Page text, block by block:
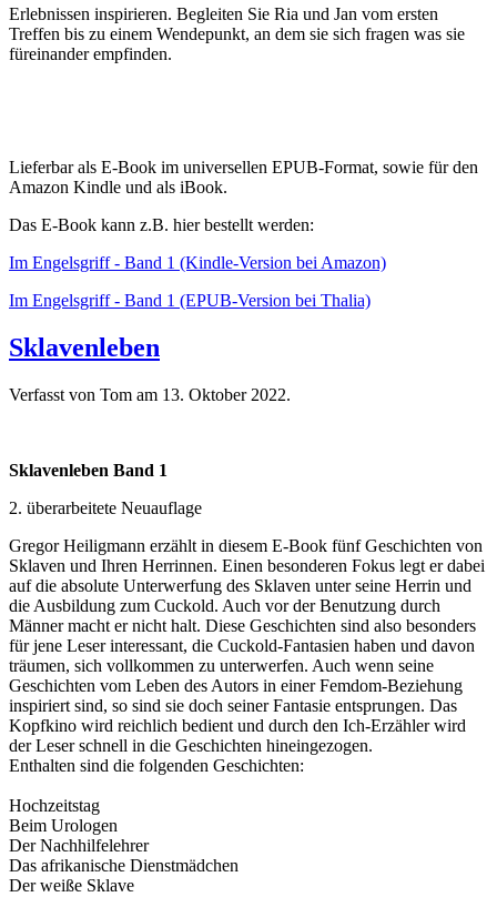
Erlebnissen inspirieren. Begleiten Sie Ria und Jan vom ersten
Treffen bis zu einem Wendepunkt, an dem sie sich fragen was sie
füreinander empfinden.
Lieferbar als E-Book im universellen EPUB-Format, sowie für den
Amazon Kindle und als iBook.
Das E-Book kann z.B. hier bestellt werden:
Im Engelsgriff - Band 1 (Kindle-Version bei Amazon)
Im Engelsgriff - Band 1 (EPUB-Version bei Thalia)
Sklavenleben
Verfasst von Tom am 13. Oktober 2022.
Sklavenleben Band 1
2. überarbeitete Neuauflage
Gregor Heiligmann erzählt in diesem E-Book fünf Geschichten von
Sklaven und Ihren Herrinnen. Einen besonderen Fokus legt er dabei
auf die absolute Unterwerfung des Sklaven unter seine Herrin und
die Ausbildung zum Cuckold. Auch vor der Benutzung durch
Männer macht er nicht halt. Diese Geschichten sind also besonders
für jene Leser interessant, die Cuckold-Fantasien haben und davon
träumen, sich vollkommen zu unterwerfen. Auch wenn seine
Geschichten vom Leben des Autors in einer Femdom-Beziehung
inspiriert sind, so sind sie doch seiner Fantasie entsprungen. Das
Kopfkino wird reichlich bedient und durch den Ich-Erzähler wird
der Leser schnell in die Geschichten hineingezogen.
Enthalten sind die folgenden Geschichten:
Hochzeitstag
Beim Urologen
Der Nachhilfelehrer
Das afrikanische Dienstmädchen
Der weiße Sklave